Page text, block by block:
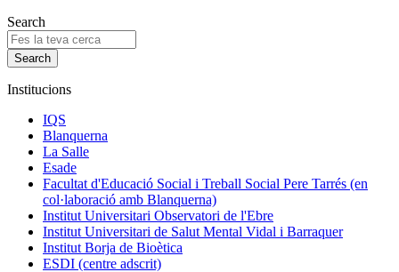
Search
Institucions
IQS
Blanquerna
La Salle
Esade
Facultat d'Educació Social i Treball Social Pere Tarrés (en
col·laboració amb Blanquerna)
Institut Universitari Observatori de l'Ebre
Institut Universitari de Salut Mental Vidal i Barraquer
Institut Borja de Bioètica
ESDI (centre adscrit)